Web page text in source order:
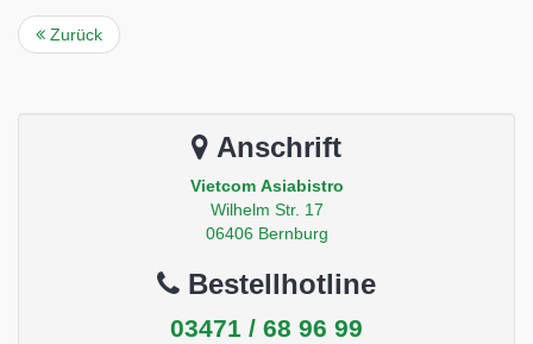
Zurück
Anschrift
Vietcom Asiabistro
Wilhelm Str. 17
06406 Bernburg
Bestellhotline
03471 / 68 96 99